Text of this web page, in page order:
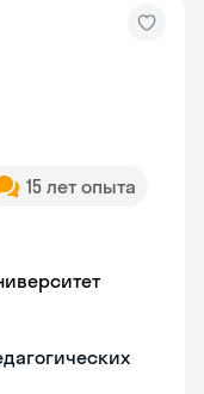
15 лет опыта